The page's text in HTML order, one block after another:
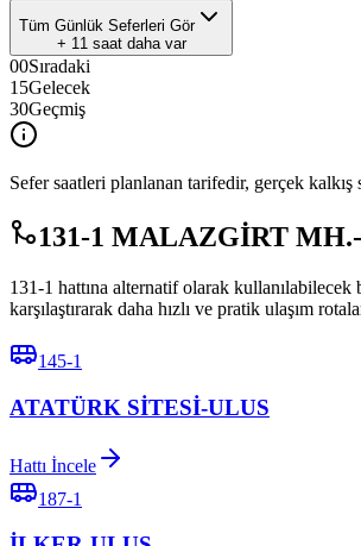
Tüm Günlük Seferleri Gör
+ 11saat daha var
00Sıradaki
15Gelecek
30Geçmiş
Sefer saatleri planlanan tarifedir, gerçek
131-1 MALAZGİRT
131-1 hattına alternatif olarak
karşılaştırarak daha hızlı ve pratik ulaşım
145-1
ATATÜRK SİTESİ-ULUS
Hattı İncele
187-1